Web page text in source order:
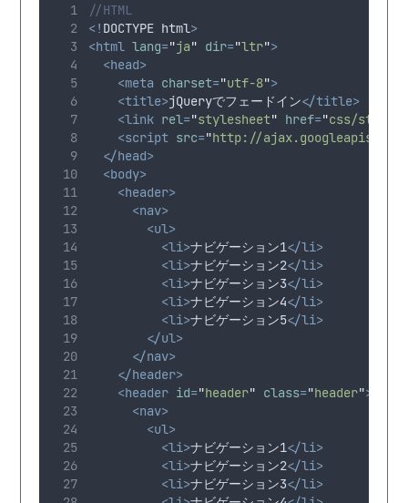
//HTML
<! DOCTYPE html>
<html lang="ja" dir="ltr">
<head>
<meta charset="utf-8">
<title>jQueryでフェードイン</title>
<link rel="stylesheet" href="css/
<script src="http://
</head>
<body>
<header>
<nav>
<ul>
<li>ナビゲーション1</li>
<li>ナビゲーション2</li>
<li>ナビゲーション3</li>
<li>ナビゲーション4</li>
<li>ナビゲーション5</li>
</ul>
</nav>
</header>
<header id="header" class="header">
<nav>
<ul>
<li>ナビゲーション1</li>
<li>ナビゲーション2</li>
<li>ナビゲーション3</li>